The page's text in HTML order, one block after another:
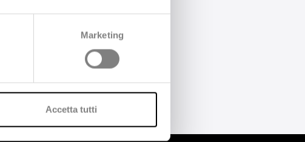
Marketing
Accetta tutti